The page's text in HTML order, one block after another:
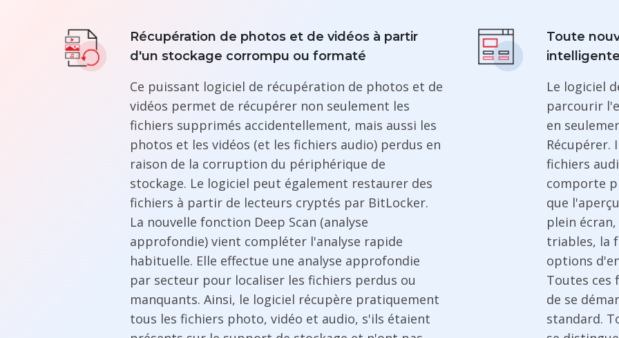
Récupération de photos et de vidéos à partir
d'un stockage corrompu ou formaté
Ce puissant logiciel de récupération de photos et de
vidéos permet de récupérer non seulement les
fichiers supprimés accidentellement, mais aussi les
photos et les vidéos (et les fichiers audio) perdus en
raison de la corruption du périphérique de
stockage. Le logiciel peut également restaurer des
fichiers à partir de lecteurs cryptés par BitLocker.
La nouvelle fonction Deep Scan (analyse
approfondie) vient compléter l'analyse rapide
habituelle. Elle effectue une analyse approfondie
par secteur pour localiser les fichiers perdus ou
manquants. Ainsi, le logiciel récupère pratiquement
tous les fichiers photo, vidéo et audio, s'ils étaient
Toute
Le logiciel
parcourir
en
Récupérer.
fichiers
comporte
que
plein
triables, la
options
Toutes
de se
standard.